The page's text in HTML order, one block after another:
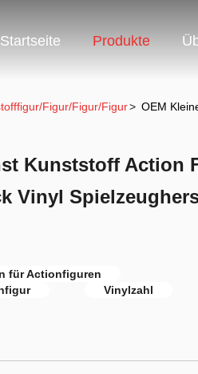
Startseite Produkte
Figur/Figur/Figur> OEM
Kunststoff Action
Vinyl
für Actionfiguren
Vinylzahl